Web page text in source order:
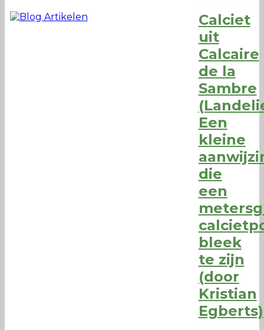
Calciet
uit
Calcaire
de la
Sambre
Een
kleine
die
een
bleek
te zijn
(door
Kristian
Egberts)